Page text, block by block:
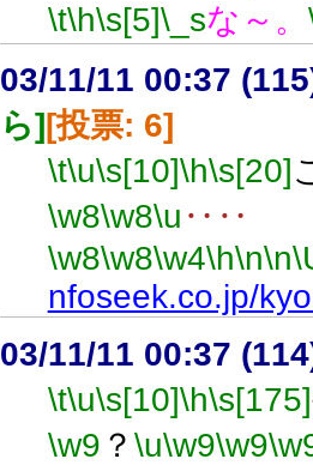
\t\h\s[5]\_sな～。
03/11/11 00:37
ら] [投票: 6]
\t\u\s[10]\h\s[20]
\w8\w8\u ‥‥
\w8\w8\w4\h\n\n
nfoseek.co.jp/
03/11/11 00:37
\t\u\s[10]\h\s[175]
\w9 ？ \u\w9\w9